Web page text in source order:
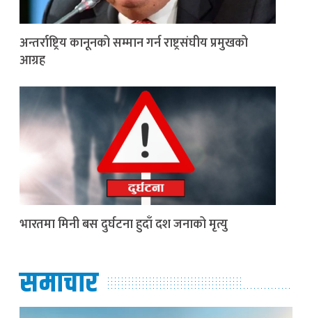
अन्तर्राष्ट्रिय कानूनको सम्मान गर्न राष्ट्रसंघीय प्रमुखको
आग्रह
भारतमा मिनी बस दुर्घटना हुदाँ दश जनाको मृत्यु
समाचार